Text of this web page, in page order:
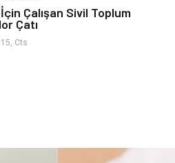
Nakliyat
Çalışan Sivil Toplum
Çatı
Cts